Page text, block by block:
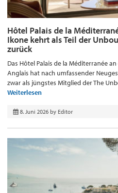
Hôtel Palais de la
Ikone kehrt als Teil der
zurück
Das Hôtel Palais de la Méditerranée
Anglais hat nach umfassender
zwar als jüngstes Mitglied der The
Weiterlesen
8. Juni 2026 by Editor